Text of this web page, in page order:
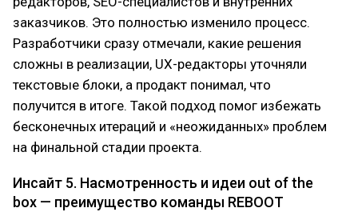
заказчиков. Это полностью изменило процесс.
Разработчики сразу отмечали, какие решения
сложны в реализации, UX-редакторы уточняли
текстовые блоки, а продакт понимал, что
получится в итоге. Такой подход помог избежать
бесконечных итераций и «неожиданных» проблем
на финальной стадии проекта.
Инсайт 5. Насмотренность и идеи out of the
box — преимущество команды REBOOT